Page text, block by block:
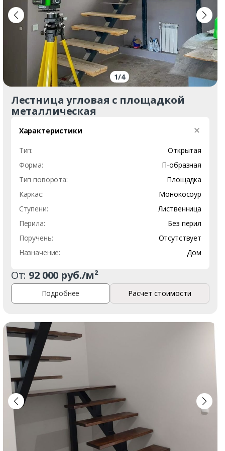
1/4
Лестница угловая с площадкой
металлическая
Характеристики
Тип:
Открытая
Форма:
П-образная
Тип поворота:
Площадка
Каркас:
Монокосоур
Ступени:
Лиственница
Перила:
Без перил
Поручень:
Отсутствует
Назначение:
Дом
От: 92 000 руб./м²
Подробнее Расчет стоимости